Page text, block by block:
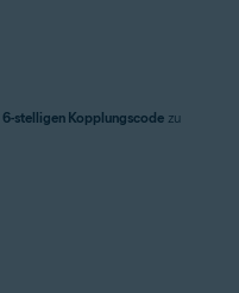
6-stelligen Kopplungscode zu